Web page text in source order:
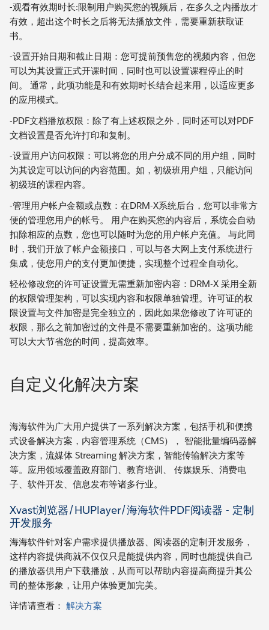
-观看有效期时长:限制用户购买您的视频后，在多久之内播放才
有效，超出这个时长之后将无法播放文件，需要重新获取证
书。
-设置开始日期和截止日期：您可提前预售您的视频内容，但您
可以为其设置正式开课时间，同时也可以设置课程停止的时
间。 通常，此项功能是和有效期时长结合起来用，以适应更多
的应用模式。
-PDF文档播放权限：除了有上述权限之外，同时还可以对PDF
文档设置是否允许打印和复制。
-设置用户访问权限：可以将您的用户分成不同的用户组，同时
为其设定可以访问的内容范围。如，初级班用户组，只能访问
初级班的课程内容。
-管理用户帐户金额或点数：在DRM-X系统后台，您可以非常方
便的管理您用户的帐号。 用户在购买您的内容后，系统会自动
扣除相应的点数，您也可以随时为您的用户帐户充值。 与此同
时，我们开放了帐户金额接口，可以与各大网上支付系统进行
集成，使您用户的支付更加便捷，实现整个过程全自动化。
轻松修改您的许可证设置无需重新加密内容：DRM-X 采用全新
的权限管理架构，可以实现内容和权限单独管理。许可证的权
限设置与文件加密是完全独立的，因此如果您修改了许可证的
权限，那么之前加密过的文件是不需要重新加密的。这项功能
可以大大节省您的时间，提高效率。
自定义化解决方案
海海软件为广大用户提供了一系列解决方案，包括手机和便携
式设备解决方案，内容管理系统（CMS）， 智能批量编码器解
决方案，流媒体 Streaming 解决方案，智能传输解决方案等
等。应用领域覆盖政府部门、教育培训、 传媒娱乐、消费电
子、软件开发、信息发布等诸多行业。
Xvast浏览器/HUPlayer/海海软件PDF阅读器 - 定制
开发服务
海海软件针对客户需求提供播放器、阅读器的定制开发服务，
这样内容提供商就不仅仅只是能提供内容，同时也能提供自己
的播放器供用户下载播放，从而可以帮助内容提高商提升其公
司的整体形象，让用户体验更加完美。
详情请查看： 解决方案